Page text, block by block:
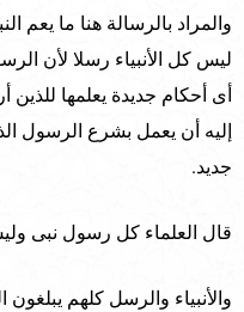
والمراد بالرسالة هنا ما يعم
ليس كل الأنبياء رسلا لأن
أى أحكام جديدة يعلمها للذين
إليه أن يعمل بشرع الرسول
جديد.
قال العلماء كل رسول نبى
والأنبياء والرسل كلهم